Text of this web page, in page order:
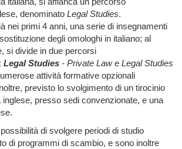
denominato Legal Studies.
nei primi 4 anni, una serie di insegnamenti
degli omologhi in italiano; al
si divide in due percorsi
Legal Studies - Private Lawe Legal Studies
attività formative opzionali
previsto lo svolgimento di un tirocinio
inglese, presso sedi convenzionate, e una
di svolgere periodi di studio
di programmi di scambio, e sono inoltre